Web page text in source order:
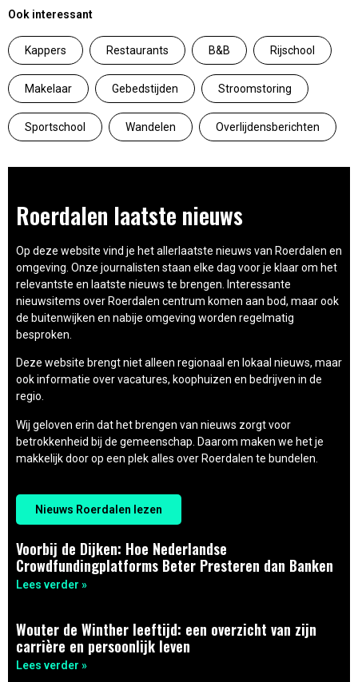
Ook interessant
Kappers Restaurants B&B Rijschool
Makelaar Gebedstijden Stroomstoring
Sportschool Wandelen Overlijdensberichten
Roerdalen laatste nieuws
Op deze website vind je het allerlaatste nieuws van Roerdalen en
omgeving. Onze journalisten staan elke dag voor je klaar om het
relevantste en laatste nieuws te brengen. Interessante
nieuwsitems over Roerdalen centrum komen aan bod, maar ook
de buitenwijken en nabije omgeving worden regelmatig
besproken.
Deze website brengt niet alleen regionaal en lokaal nieuws, maar
ook informatie over vacatures, koophuizen en bedrijven in de
regio.
Wij geloven erin dat het brengen van nieuws zorgt voor
betrokkenheid bij de gemeenschap. Daarom maken we het je
makkelijk door op een plek alles over Roerdalen te bundelen.
Nieuws Roerdalen lezen
Voorbij de Dijken: Hoe Nederlandse
Crowdfundingplatforms Beter Presteren dan Banken
Lees verder »
Wouter de Winther leeftijd: een overzicht van zijn
carrière en persoonlijk leven
Lees verder »